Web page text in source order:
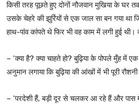
किसी तरह पूछते हुए दोनों नौजवान मुखिया के घर
उसके चेहरे की झुर्रियों से एक जाल सा बन गया
हाथ-पांव कांपते थे फिर भी वह काम में लगी हुई
– ‘क्या है? क्या चाहते हो? बुढ़िया के पोपले मुँह में
अनुमान लगाया कि बुढ़िया की आंखों में भी पूरी रौशनी
– ‘परदेशी हैं, बड़ी दूर से चलकर आ रहे हैं और पास